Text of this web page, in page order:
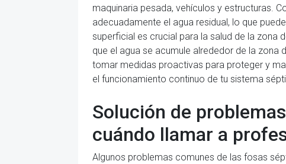
maquinaria pesada, vehículos y estructuras.
adecuadamente el agua residual, lo que
superficial es crucial para la salud de la zona
que el agua se acumule alrededor de la zona
tomar medidas proactivas para proteger y
el funcionamiento continuo de tu sistema
Solución de
cuándo llamar a
Algunos problemas comunes de las fosas